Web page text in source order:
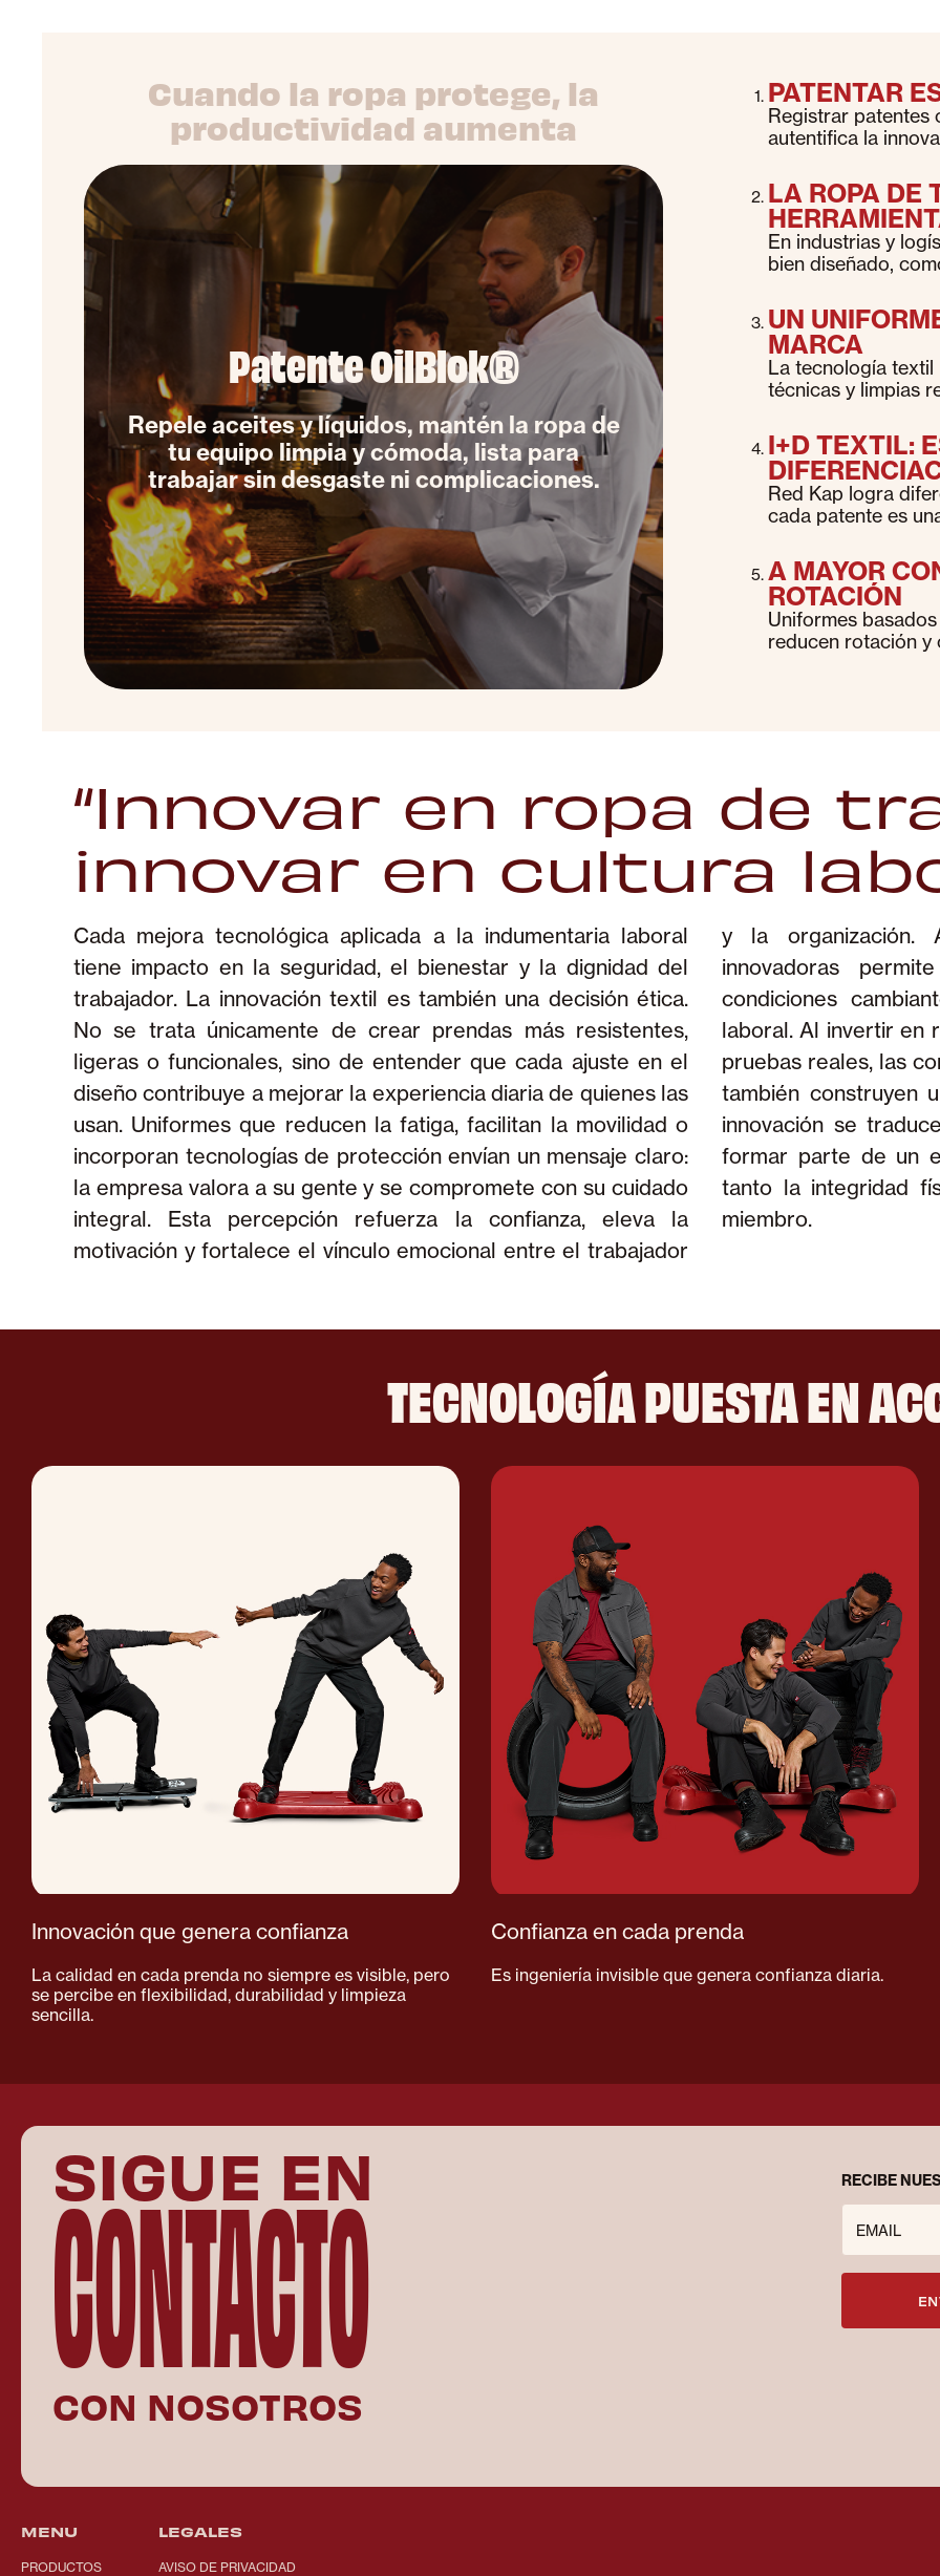
Cuando la ropa protege, la
productividad aumenta
Patente OilBlok®
Repele aceites y líquidos, mantén la ropa de
tu equipo limpia y cómoda, lista para
trabajar sin desgaste ni complicaciones.
PATENTAR
Registrar patentes
autentifica la
LA ROPA DE
En industrias y
bien diseñado,
UN
MARCA
La tecnología textil
técnicas y limpias
I+D TEXTIL:
Red Kap logra
cada patente es
A MAYOR
ROTACIÓN
Uniformes
reducen rotación y
“Innovar en ropa de
innovar en cultura
Cada mejora tecnológica aplicada a la indumentaria laboral
tiene impacto en la seguridad, el bienestar y la dignidad del
trabajador. La innovación textil es también una decisión ética.
No se trata únicamente de crear prendas más resistentes,
ligeras o funcionales, sino de entender que cada ajuste en el
diseño contribuye a mejorar la experiencia diaria de quienes las
usan. Uniformes que reducen la fatiga, facilitan la movilidad o
incorporan tecnologías de protección envían un mensaje claro:
la empresa valora a su gente y se compromete con su cuidado
integral. Esta percepción refuerza la confianza, eleva la
motivación y fortalece el vínculo emocional entre el trabajador
y la organización. Además, la aplicación de soluciones
innovadoras permite anticipar necesidades, adaptarse a
condiciones cambiantes y minimizar riesgos en el entorno
laboral. Al invertir en ropa de trabajo diseñada con ingeniería y
pruebas reales, las compañías no solo elevan su productividad,
también construyen una cultura laboral más sólida, donde la
innovación se traduce en respeto, pertenencia y orgullo por
formar parte de un equipo que se sabe cuidar, protegiendo
tanto la integridad física como la motivación diaria de cada
miembro.
TECNOLOGÍA PUESTA EN
Innovación que genera confianza
La calidad en cada prenda no siempre es visible, pero
se percibe en flexibilidad, durabilidad y limpieza
sencilla.
Confianza en cada prenda
Es ingeniería invisible que genera confianza diaria.
SIGUE EN
CONTACTO
CON NOSOTROS
RECIBE
EMAIL
MENU
PRODUCTOS
LEGALES
AVISO DE PRIVACIDAD